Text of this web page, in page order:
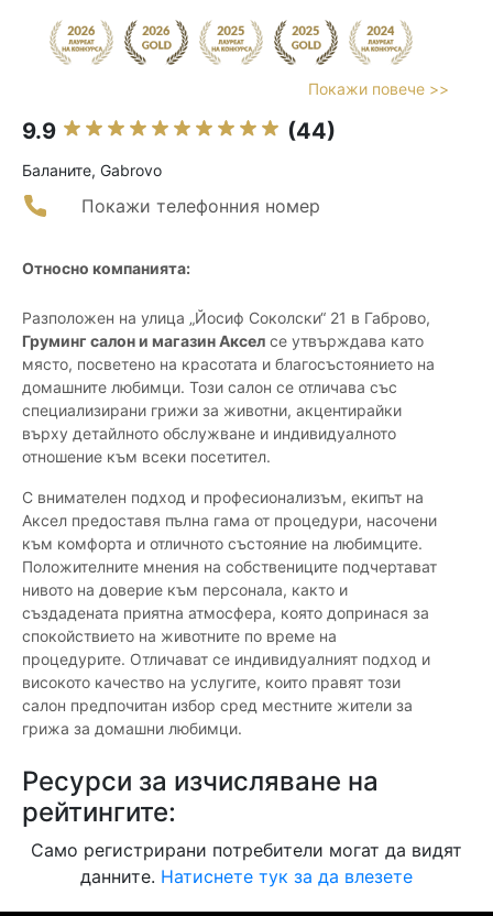
Покажи повече >>
9.9 (44)
Баланите, Gabrovo
Покажи телефонния номер
Относно компанията:
Разположен на улица „Йосиф Соколски“ 21 в Габрово,
Груминг салон и магазин Аксел се утвърждава като
място, посветено на красотата и благосъстоянието на
домашните любимци. Този салон се отличава със
специализирани грижи за животни, акцентирайки
върху детайлното обслужване и индивидуалното
отношение към всеки посетител.
С внимателен подход и професионализъм, екипът на
Аксел предоставя пълна гама от процедури, насочени
към комфорта и отличното състояние на любимците.
Положителните мнения на собствениците подчертават
нивото на доверие към персонала, както и
създадената приятна атмосфера, която допринася за
спокойствието на животните по време на
процедурите. Отличават се индивидуалният подход и
високото качество на услугите, които правят този
салон предпочитан избор сред местните жители за
грижа за домашни любимци.
Ресурси за изчисляване на
рейтингите:
Само регистрирани потребители могат да видят
данните. Натиснете тук за да влезете